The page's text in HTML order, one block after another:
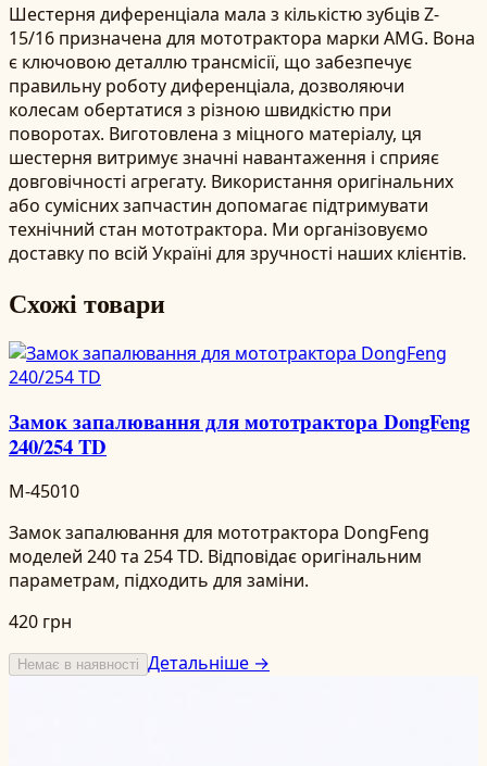
Шестерня диференціала мала з кількістю зубців Z-
15/16 призначена для мототрактора марки AMG. Вона
є ключовою деталлю трансмісії, що забезпечує
правильну роботу диференціала, дозволяючи
колесам обертатися з різною швидкістю при
поворотах. Виготовлена з міцного матеріалу, ця
шестерня витримує значні навантаження і сприяє
довговічності агрегату. Використання оригінальних
або сумісних запчастин допомагає підтримувати
технічний стан мототрактора. Ми організовуємо
доставку по всій Україні для зручності наших клієнтів.
Схожі товари
Замок запалювання для мототрактора DongFeng
240/254 TD
M-45010
Замок запалювання для мототрактора DongFeng
моделей 240 та 254 TD. Відповідає оригінальним
параметрам, підходить для заміни.
420 грн
Немає в наявності Детальніше →